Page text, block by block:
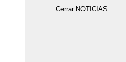
Cerrar NOTICIAS